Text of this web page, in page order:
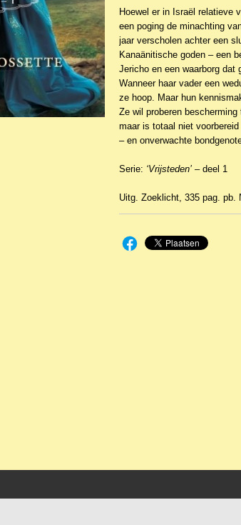
Hoewel er in Israël relatieve
een poging de minachting
jaar verscholen achter een
Kanaänitische goden – een
Jericho en een waarborg dat
Wanneer haar vader een
ze hoop. Maar hun
Ze wil proberen
maar is totaal niet
– en onverwachte
Serie: ‘Vrijsteden’ – deel 1
Uitg. Zoeklicht, 335 pag. pb.